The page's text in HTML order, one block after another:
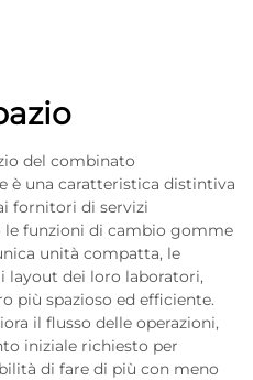
del combinato
è una caratteristica distintiva
fornitori di servizi
funzioni di cambio gomme
unità compatta, le
layout dei loro laboratori,
più spazioso ed efficiente.
il flusso delle operazioni,
iniziale richiesto per
di fare di più con meno